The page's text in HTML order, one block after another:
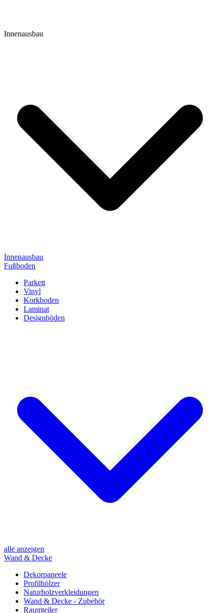
Innenausbau
Innenausbau
Fußboden
Parkett
Vinyl
Korkboden
Laminat
Designböden
alle anzeigen
Wand & Decke
Dekorpaneele
Profilhölzer
Naturholzverkleidungen
Wand & Decke - Zubehör
Raumteiler